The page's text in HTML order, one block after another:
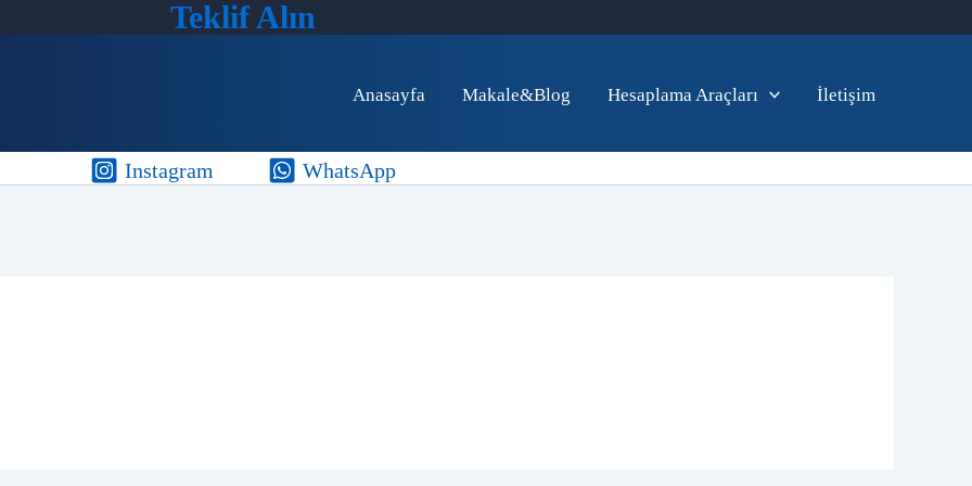
Teklif Alın
Anasayfa Makale&Blog Hesaplama Araçları İletişim
Instagram WhatsApp